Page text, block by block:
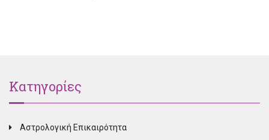
Κατηγορίες
Αστρολογική Επικαιρότητα